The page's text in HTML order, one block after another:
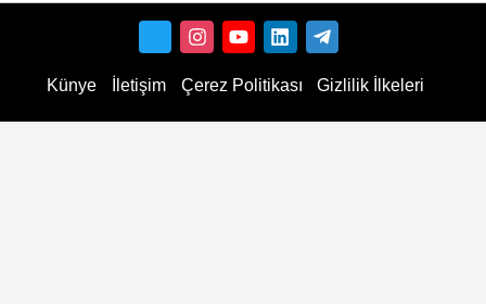
Künye İletişim Çerez Politikası Gizlilik İlkeleri